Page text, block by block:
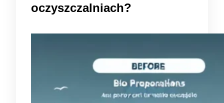
oczyszczalniach?